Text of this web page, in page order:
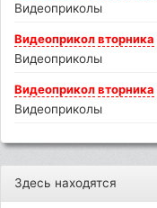
Видеоприколы
Видеоприкол вторника
Видеоприколы
Видеоприкол вторника
Видеоприколы
Здесь находятся